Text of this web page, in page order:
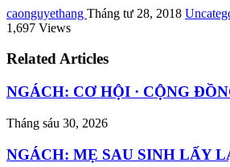
caonguyethang Tháng tư 28, 2018
1,697 Views
Related Articles
NGÁCH: CƠ HỘI · CỘNG
Tháng sáu 30, 2026
NGÁCH: MẸ SAU SINH LẤY